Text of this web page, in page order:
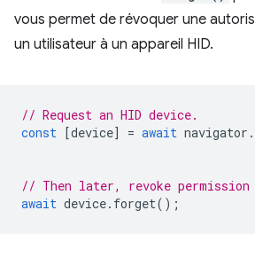
vous permet de révoquer une
un utilisateur à un appareil HID.
// Request an HID device.
const
[device] = await navigator .
// Then later, revoke
await device. forget();